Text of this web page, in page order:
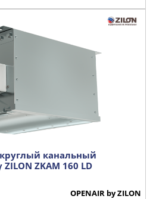
канальный
ZKAM 160 LD
OPENAIR by ZILON